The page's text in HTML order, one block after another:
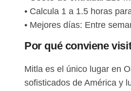
• Calcula 1 a 1.5 horas
• Mejores días: Entre
Por qué conviene
Mitla es el único lugar en
sofisticados de América y